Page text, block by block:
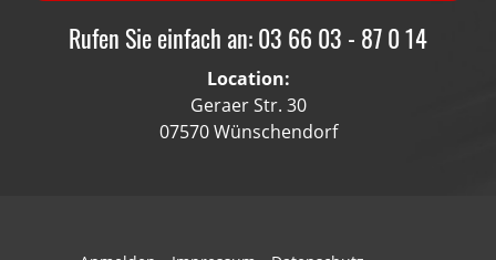
Rufen Sie einfach an: 03 66 03 - 87 0 14
Location:
Geraer Str. 30
07570 Wünschendorf